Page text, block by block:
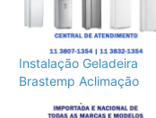
Instalação Geladeira
Brastemp Aclimação